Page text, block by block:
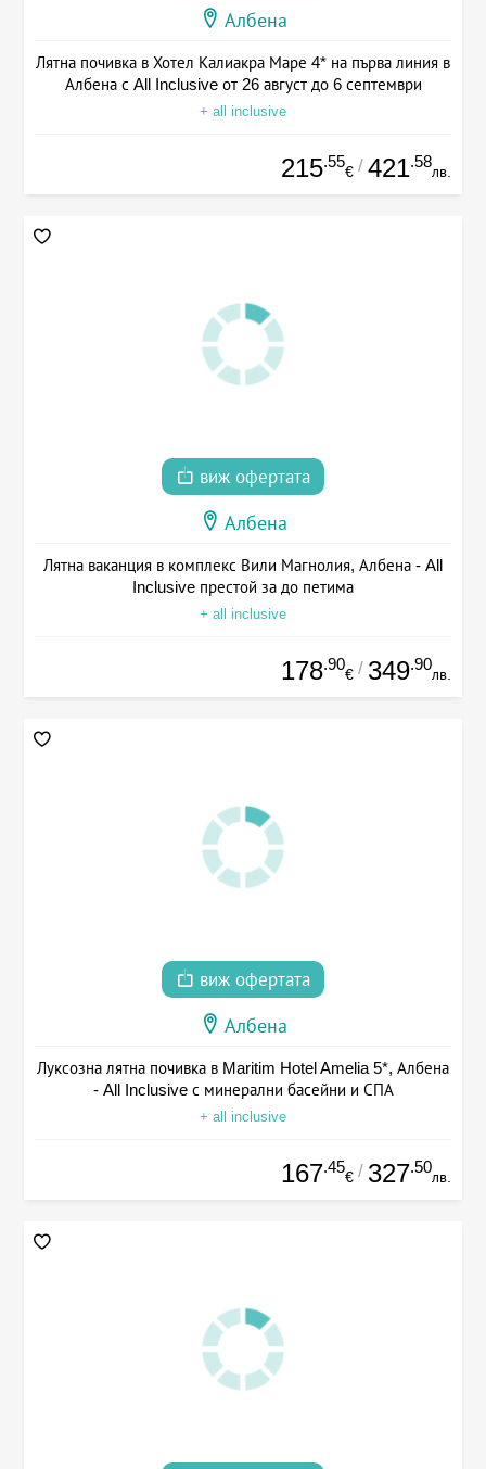
Албена
Лятна почивка в Хотел Калиакра Маре 4* на първа линия в
Албена с All Inclusive от 26 август до 6 септември
+ all inclusive
215.55
€ / 421.58
лв.
виж офертата
Албена
Лятна ваканция в комплекс Вили Магнолия, Албена - All
Inclusive престой за до петима
+ all inclusive
178.90
€ / 349.90
лв.
виж офертата
Албена
Луксозна лятна почивка в Maritim Hotel Amelia 5*, Албена
- All Inclusive с минерални басейни и СПА
+ all inclusive
167.45
€ / 327.50
лв.